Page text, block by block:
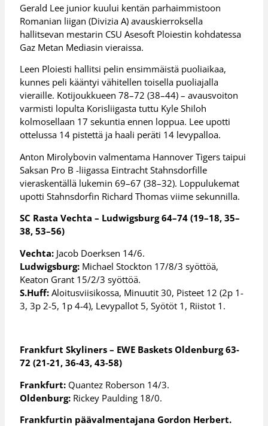
Gerald Lee junior kuului kentän parhaimmistoon
Romanian liigan (Divizia A) avauskierroksella
hallitsevan mestarin CSU Asesoft Ploiestin kohdatessa
Gaz Metan Mediasin vieraissa.
Leen Ploiesti hallitsi pelin ensimmäistä puoliaikaa,
kunnes peli kääntyi vähitellen toisella puoliajalla
vieraille. Kotijoukkueen 78–72 (38–44) – avausvoiton
varmisti lopulta Korisliigasta tuttu Kyle Shiloh
kolmosellaan 17 sekuntia ennen loppua. Lee upotti
ottelussa 14 pistettä ja haali peräti 14 levypalloa.
Anton Mirolybovin valmentama Hannover Tigers taipui
Saksan Pro B -liigassa Eintracht Stahnsdorfille
vieraskentällä lukemin 69–67 (38–32). Loppulukemat
upotti Stahnsdorfin Richard Thomas viime sekunnilla.
SC Rasta Vechta – Ludwigsburg 64–74 (19–18, 35–
38, 53–56)
Vechta: Jacob Doerksen 14/6.
Ludwigsburg: Michael Stockton 17/8/3 syöttöä,
Keaton Grant 15/2/3 syöttöä.
S.Huff: Aloitusviisikossa, Minuutit 30, Pisteet 12 (2p 1-
3, 3p 2-5, 1p 4-4), Levypallot 5, Syötöt 1, Riistot 1.
Frankfurt Skyliners – EWE Baskets Oldenburg 63-
72 (21-21, 36-43, 43-58)
Frankfurt: Quantez Roberson 14/3.
Oldenburg: Rickey Paulding 18/0.
Frankfurtin päävalmentajana Gordon Herbert.